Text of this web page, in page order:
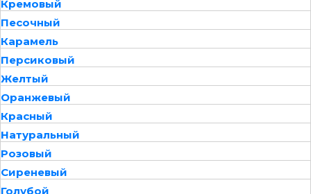
Кремовый
Песочный
Карамель
Персиковый
Желтый
Оранжевый
Красный
Натуральный
Розовый
Сиреневый
Голубой